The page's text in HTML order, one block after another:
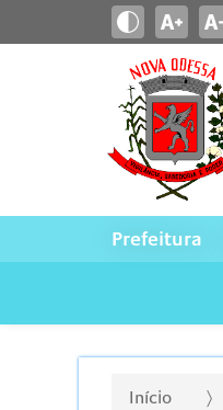
Prefeitura
Início